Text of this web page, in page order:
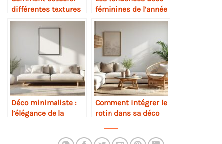
différentes textures
dans une pièce
féminines de l’année
Déco minimaliste :
l’élégance de la
Comment intégrer le
rotin dans sa déco